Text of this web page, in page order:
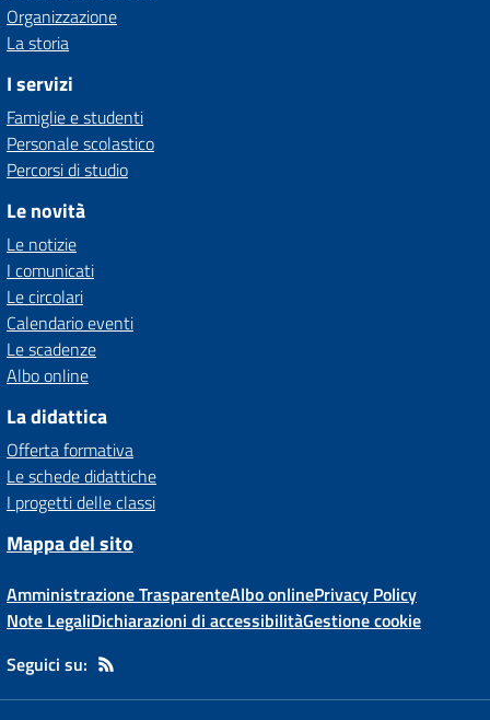
Organizzazione
La storia
I servizi
Famiglie e studenti
Personale scolastico
Percorsi di studio
Le novità
Le notizie
I comunicati
Le circolari
Calendario eventi
Le scadenze
Albo online
La didattica
Offerta formativa
Le schede didattiche
I progetti delle classi
Mappa del sito
Amministrazione TrasparenteAlbo onlinePrivacy Policy
Note LegaliDichiarazioni di accessibilitàGestione cookie
Seguici su: